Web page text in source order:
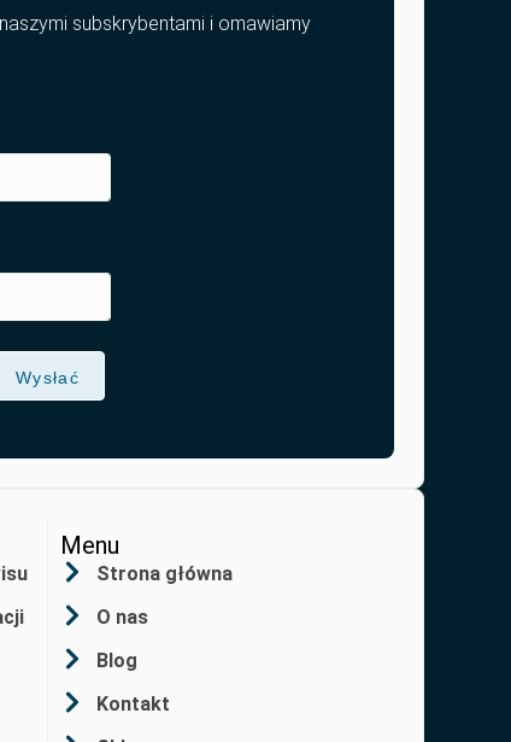
subskrybentami i omawiamy
Wysłać
Menu
Strona główna
O nas
Blog
Kontakt